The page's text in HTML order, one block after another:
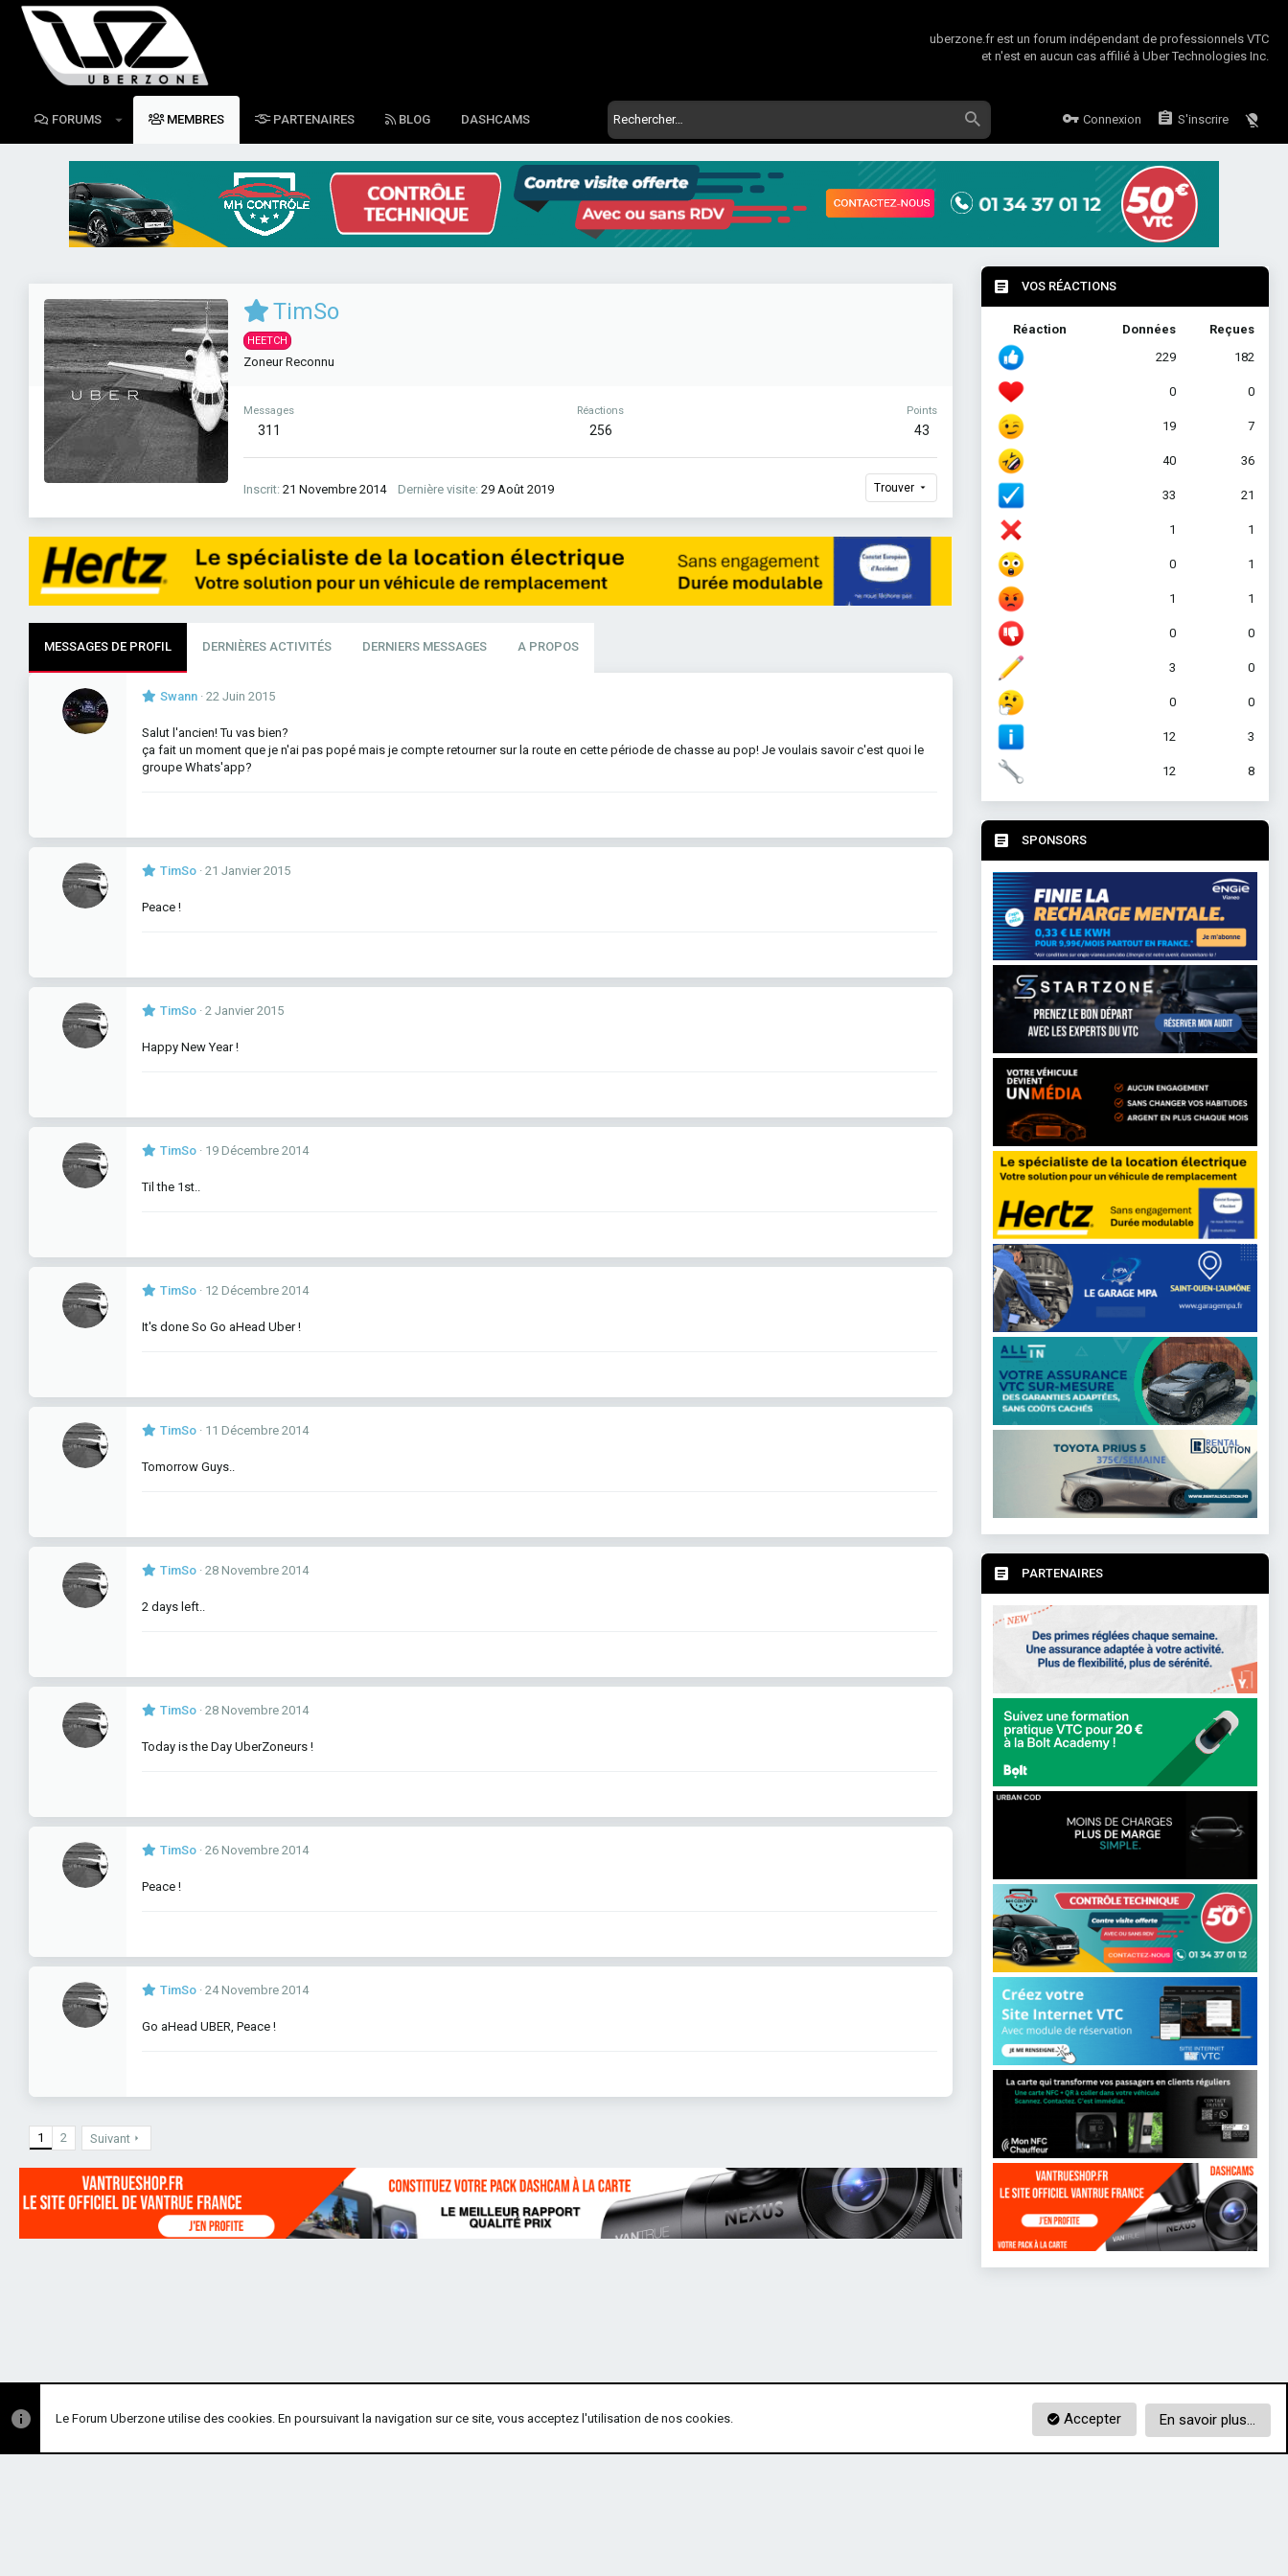
uberzone.fr est un forum indépendant de professionnels VTC
et n'est en aucun cas affilié à Uber Technologies Inc.
FORUMS MEMBRES PARTENAIRES BLOG DASHCAMS Connexion S'inscrire
TimSo
HEETCH
Zoneur Reconnu
Messages
311
Réactions
256
Points
43
Inscrit 21 Novembre 2014 Dernière visite 29 Août 2019 Trouver
MESSAGES DE PROFIL DERNIÈRES ACTIVITÉS DERNIERS MESSAGES A PROPOS
Swann 22 Juin 2015
Salut l'ancien! Tu vas bien?
ça fait un moment que je n'ai pas popé mais je compte retourner sur la route en cette période de chasse au pop! Je voulais savoir c'est quoi le
groupe Whats'app?
TimSo 21 Janvier 2015
Peace !
TimSo 2 Janvier 2015
Happy New Year !
TimSo 19 Décembre 2014
Til the 1st..
TimSo 12 Décembre 2014
It's done So Go aHead Uber !
TimSo 11 Décembre 2014
Tomorrow Guys..
TimSo 28 Novembre 2014
2 days left..
TimSo 28 Novembre 2014
Today is the Day UberZoneurs !
TimSo 26 Novembre 2014
Peace !
TimSo 24 Novembre 2014
Go aHead UBER, Peace !
1 2 Suivant
VOS RÉACTIONS
Réaction Données
Reçues
229
182
0 0
19 7
40 36
33 21
1 1
0 1
1 1
0 0
3 0
0 0
12 3
12 8
SPONSORS
PARTENAIRES
Le Forum Uberzone utilise des cookies. En poursuivant la navigation sur ce site, vous acceptez l'utilisation de nos cookies. Accepter En savoir plus…